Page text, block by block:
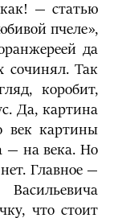
— статью
пчеле»,
да
сочинял. Так
коробит,
Да, картина
век картины
— на века. Но
Главное —
что стоит